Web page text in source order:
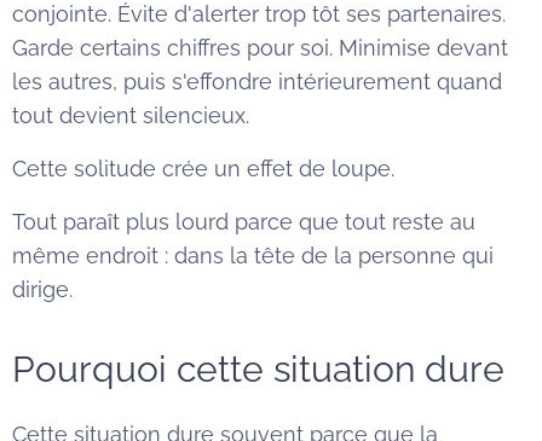
conjointe. Évite d'alerter trop tôt ses partenaires.
Garde certains chiffres pour soi. Minimise devant
les autres, puis s'effondre intérieurement quand
tout devient silencieux.
Cette solitude crée un effet de loupe.
Tout paraît plus lourd parce que tout reste au
même endroit : dans la tête de la personne qui
dirige.
Pourquoi cette situation dure
Cette situation dure souvent parce que la